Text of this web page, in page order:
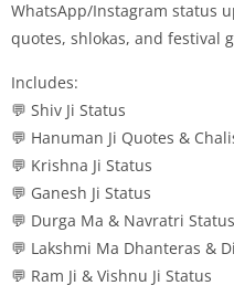
WhatsApp/Instagram status
quotes, shlokas, and festival
Includes:
💬 Shiv Ji Status
💬 Hanuman Ji Quotes &
💬 Krishna Ji Status
💬 Ganesh Ji Status
💬 Durga Ma & Navratri Status
💬 Lakshmi Ma Dhanteras &
💬 Ram Ji & Vishnu Ji Status